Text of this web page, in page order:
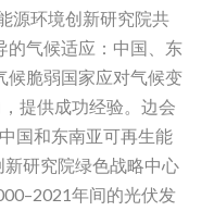
源环境创新研究院共
的气候适应：中国、东
候脆弱国家应对气候变
提供成功经验。边会
国和东南亚可再生能
研究院绿色战略中心
年间的光伏发